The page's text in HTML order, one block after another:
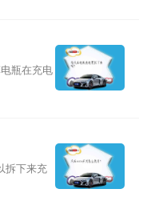
瓶在充电
拆下来充